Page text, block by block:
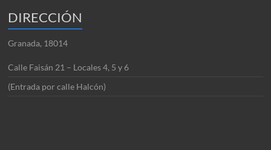
DIRECCIÓN
Granada, 18014
Calle Faisán 21 – Locales 4, 5 y 6
(Entrada por calle Halcón)